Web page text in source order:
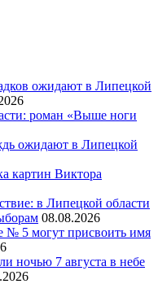
ожидают в Липецкой
роман «Выше ноги
ожидают в Липецкой
картин Виктора
в Липецкой области
08.08.2026
№ 5 могут присвоить имя
ночью 7 августа в небе